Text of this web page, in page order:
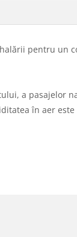
pentru un
a pasajelor
în aer